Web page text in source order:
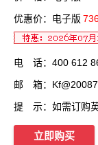
优惠价：电子版
电 话：400 612
邮 箱：
提 示：如需订购英
立即购买